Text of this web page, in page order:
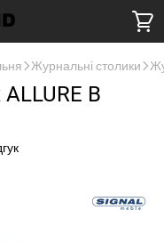
Журнальні столики
B